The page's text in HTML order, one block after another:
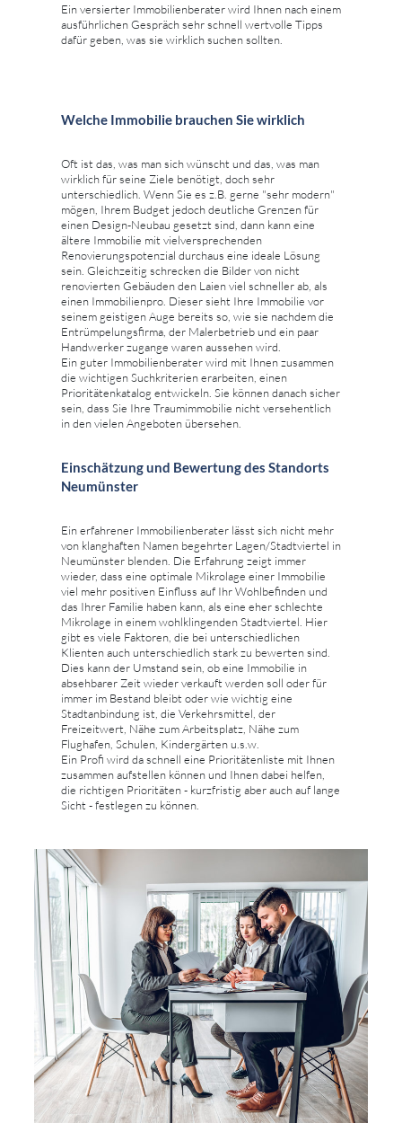
Ein versierter Immobilienberater wird Ihnen nach einem
ausführlichen Gespräch sehr schnell wertvolle Tipps
dafür geben, was sie wirklich suchen sollten.
Welche Immobilie brauchen Sie wirklich
Oft ist das, was man sich wünscht und das, was man
wirklich für seine Ziele benötigt, doch sehr
unterschiedlich. Wenn Sie es z.B. gerne "sehr modern"
mögen, Ihrem Budget jedoch deutliche Grenzen für
einen Design-Neubau gesetzt sind, dann kann eine
ältere Immobilie mit vielversprechenden
Renovierungspotenzial durchaus eine ideale Lösung
sein. Gleichzeitig schrecken die Bilder von nicht
renovierten Gebäuden den Laien viel schneller ab, als
einen Immobilienpro. Dieser sieht Ihre Immobilie vor
seinem geistigen Auge bereits so, wie sie nachdem die
Entrümpelungsfirma, der Malerbetrieb und ein paar
Handwerker zugange waren aussehen wird.
Ein guter Immobilienberater wird mit Ihnen zusammen
die wichtigen Suchkriterien erarbeiten, einen
Prioritätenkatalog entwickeln. Sie können danach sicher
sein, dass Sie Ihre Traumimmobilie nicht versehentlich
in den vielen Angeboten übersehen.
Einschätzung und Bewertung des Standorts
Neumünster
Ein erfahrener Immobilienberater lässt sich nicht mehr
von klanghaften Namen begehrter Lagen/Stadtviertel in
Neumünster blenden. Die Erfahrung zeigt immer
wieder, dass eine optimale Mikrolage einer Immobilie
viel mehr positiven Einfluss auf Ihr Wohlbefinden und
das Ihrer Familie haben kann, als eine eher schlechte
Mikrolage in einem wohlklingenden Stadtviertel. Hier
gibt es viele Faktoren, die bei unterschiedlichen
Klienten auch unterschiedlich stark zu bewerten sind.
Dies kann der Umstand sein, ob eine Immobilie in
absehbarer Zeit wieder verkauft werden soll oder für
immer im Bestand bleibt oder wie wichtig eine
Stadtanbindung ist, die Verkehrsmittel, der
Freizeitwert, Nähe zum Arbeitsplatz, Nähe zum
Flughafen, Schulen, Kindergärten u.s.w.
Ein Profi wird da schnell eine Prioritätenliste mit Ihnen
zusammen aufstellen können und Ihnen dabei helfen,
die richtigen Prioritäten - kurzfristig aber auch auf lange
Sicht - festlegen zu können.